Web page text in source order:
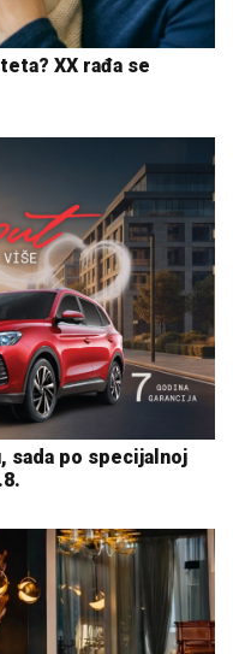
XX rađa se
sada po specijalnoj